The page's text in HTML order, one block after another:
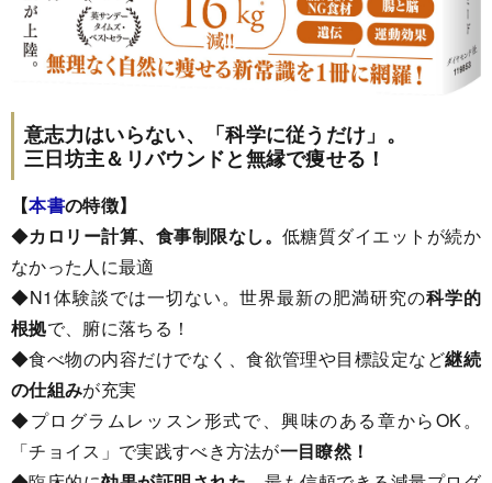
意志力はいらない、「科学に従うだけ」。
三日坊主＆リバウンドと無縁で痩せる！
【本書の特徴】
◆カロリー計算、食事制限なし。 低糖質ダイエットが続か
なかった人に最適
◆N1体験談では一切ない。世界最新の肥満研究の科学的
根拠で、腑に落ちる！
◆食べ物の内容だけでなく、食欲管理や目標設定など継続
の仕組みが充実
◆プログラムレッスン形式で、興味のある章からOK。
「チョイス」で実践すべき方法が一目瞭然！